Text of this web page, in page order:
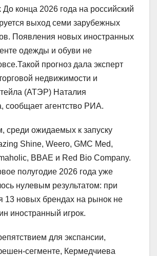
конца 2026 года на российский
выход семи зарубежных
Появления новых иностранных
одежды и обуви не
прогноз дала эксперт
недвижимости и
(АТЭР) Наталия
сообщает агентство РИА.
среди ожидаемых к запуску
Shine, Weero, GMC Med,
BBAE и Red Bio Company.
полугодие 2026 года уже
нулевым результатом: при
13 новых брендах на рынок не
иностранный игрок.
для экспансии,
сегменте, Кермедчиева